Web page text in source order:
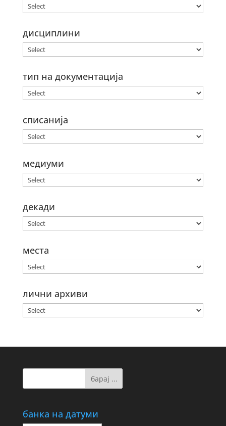
дисциплини
тип на документација
списанија
медиуми
декади
места
лични архиви
банка на датуми